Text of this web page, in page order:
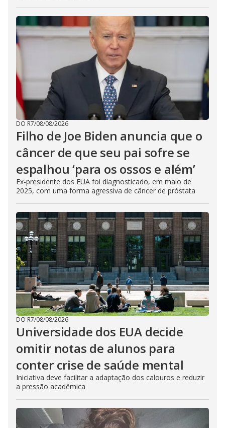
DO R7/08/08/2026
Filho de Joe Biden anuncia que o
câncer de que seu pai sofre se
espalhou ‘para os ossos e além’
Ex-presidente dos EUA foi diagnosticado, em maio de
2025, com uma forma agressiva de câncer de próstata
DO R7/08/08/2026
Universidade dos EUA decide
omitir notas de alunos para
conter crise de saúde mental
Iniciativa deve facilitar a adaptação dos calouros e reduzir
a pressão acadêmica